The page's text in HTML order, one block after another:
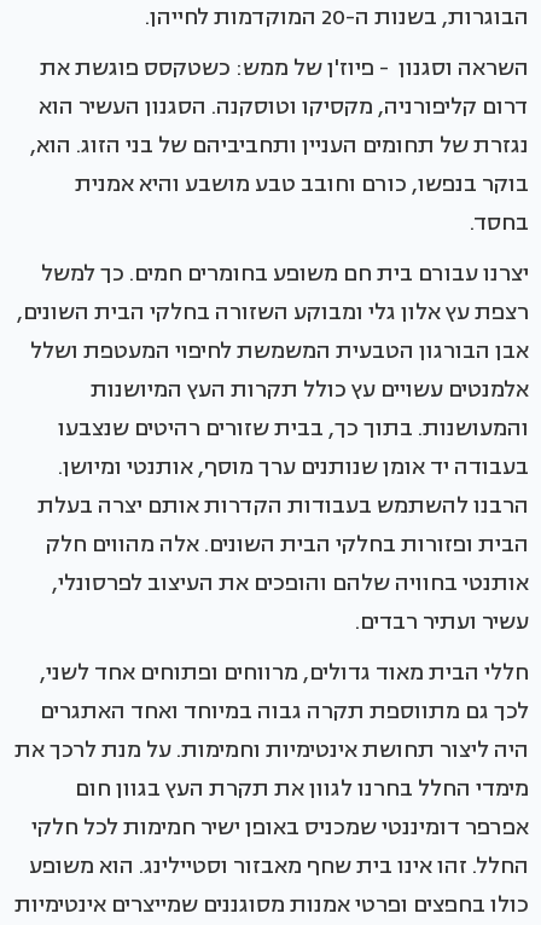
הבוגרות, בשנות ה-20 המוקדמות לחייהן.
השראה וסגנון - פיוז'ן של ממש: כשטקסס פוגשת את
דרום קליפורניה, מקסיקו וטוסקנה. הסגנון העשיר הוא
נגזרת של תחומים העניין ותחביביהם של בני הזוג. הוא,
בוקר בנפשו, כורם וחובב טבע מושבע והיא אמנית
בחסד.
יצרנו עבורם בית חם משופע בחומרים חמים. כך למשל
רצפת עץ אלון גלי ומבוקע השזורה בחלקי הבית השונים,
אבן הבורגון הטבעית המשמשת לחיפוי המעטפת ושלל
אלמנטים עשויים עץ כולל תקרות העץ המיושנות
והמעושנות. בתוך כך, בבית שזורים רהיטים שנצבעו
בעבודה יד אומן שנותנים ערך מוסף, אותנטי ומיושן.
הרבנו להשתמש בעבודות הקדרות אותם יצרה בעלת
הבית ופזורות בחלקי הבית השונים. אלה מהווים חלק
אותנטי בחוויה שלהם והופכים את העיצוב לפרסונלי,
עשיר ועתיר רבדים.
חללי הבית מאוד גדולים, מרווחים ופתוחים אחד לשני,
לכך גם מתווספת תקרה גבוה במיוחד ואחד האתגרים
היה ליצור תחושת אינטימיות וחמימות. על מנת לרכך את
מימדי החלל בחרנו לגוון את תקרת העץ בגוון חום
אפרפר דומיננטי שמכניס באופן ישיר חמימות לכל חלקי
החלל. זהו אינו בית שחף מאבזור וסטיילינג. הוא משופע
כולו בחפצים ופרטי אמנות מסוגננים שמייצרים אינטימיות